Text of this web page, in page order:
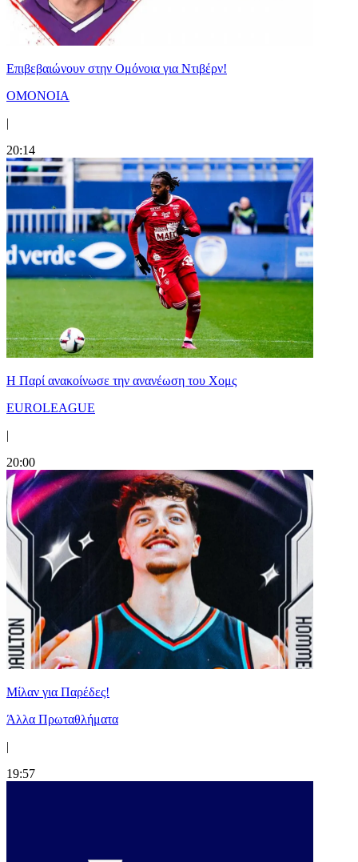
Επιβεβαιώνουν στην Ομόνοια για Ντιβέρν!
ΟΜΟΝΟΙΑ
|
20:14
Η Παρί ανακοίνωσε την ανανέωση του Χομς
EUROLEAGUE
|
20:00
Μίλαν για Παρέδες!
Άλλα Πρωταθλήματα
|
19:57